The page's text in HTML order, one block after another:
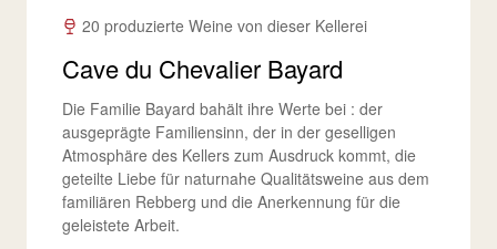
20 produzierte Weine von dieser Kellerei
Cave du Chevalier Bayard
Die Familie Bayard bahält ihre Werte bei : der
ausgeprägte Familiensinn, der in der geselligen
Atmosphäre des Kellers zum Ausdruck kommt, die
geteilte Liebe für naturnahe Qualitätsweine aus dem
familiären Rebberg und die Anerkennung für die
geleistete Arbeit.